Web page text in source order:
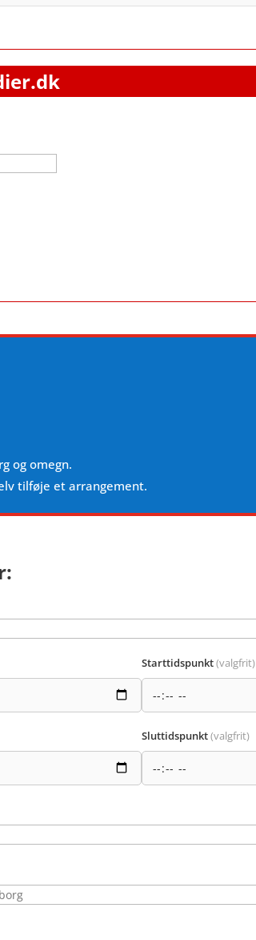
og omegn.
tilføje et arrangement.
Starttidspunkt(valgfrit)
Sluttidspunkt(valgfrit)